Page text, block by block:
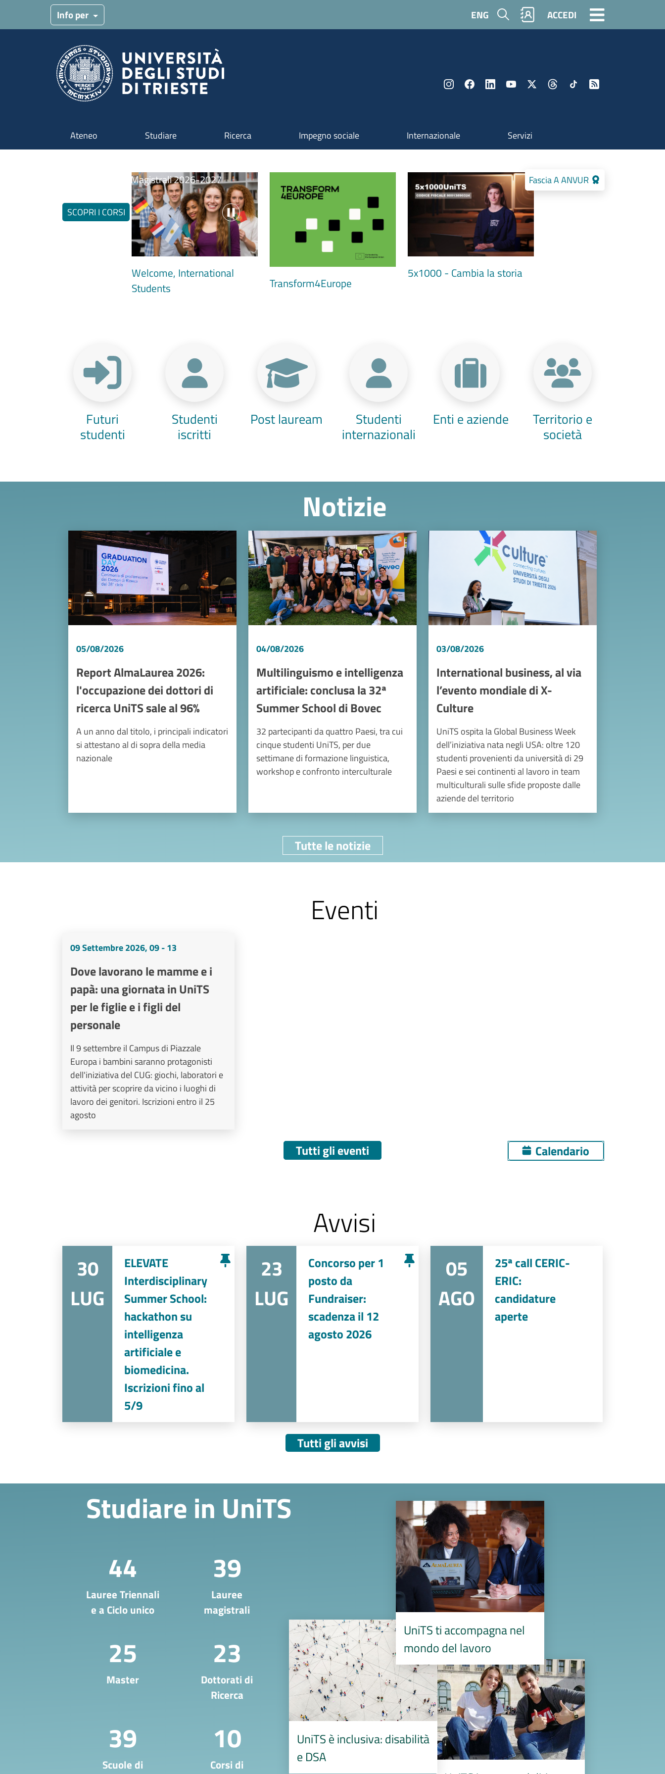
Salta al contenuto principale
Info per ENG Cerca ACCEDI
Ateneo Studiare Ricerca Impegno sociale Internazionale Servizi
Fascia A ANVUR
Lauree e Lauree Magistrali 2026-2027
SCOPRI I CORSI Video started
Image
Welcome, International
Students
Transform4Europe
5x1000 - Cambia la storia
Menu Target
Futuri
studenti
Studenti
iscritti
Post lauream Studenti
internazionali
Enti e aziende Territorio e
società
Notizie
Image
05/08/2026
Report AlmaLaurea 2026:
l'occupazione dei dottori di
ricerca UniTS sale al 96%
A un anno dal titolo, i principali indicatori
si attestano al di sopra della media
nazionale
Image
04/08/2026
Multilinguismo e intelligenza
artificiale: conclusa la 32ª
Summer School di Bovec
32 partecipanti da quattro Paesi, tra cui
cinque studenti UniTS, per due
settimane di formazione linguistica,
workshop e confronto interculturale
Image
03/08/2026
International business, al via
l’evento mondiale di X-
Culture
UniTS ospita la Global Business Week
dell’iniziativa nata negli USA: oltre 120
studenti provenienti da università di 29
Paesi e sei continenti al lavoro in team
multiculturali sulle sfide proposte dalle
aziende del territorio
Tutte le notizie
Eventi
09 Settembre 2026, 09 - 13
Dove lavorano le mamme e i
papà: una giornata in UniTS
per le figlie e i figli del
personale
Il 9 settembre il Campus di Piazzale
Europa i bambini saranno protagonisti
dell'iniziativa del CUG: giochi, laboratori e
attività per scoprire da vicino i luoghi di
lavoro dei genitori. Iscrizioni entro il 25
agosto
Tutti gli eventi Calendario
Avvisi
30
LUG
ELEVATE
Interdisciplinary
Summer School:
hackathon su
intelligenza
artificiale e
biomedicina.
Iscrizioni fino al
5/9
23
LUG
Concorso per 1
posto da
Fundraiser:
scadenza il 12
agosto 2026
05
AGO
25ª call CERIC-
ERIC:
candidature
aperte
Tutti gli avvisi
Studiare in UniTS
44
Lauree Triennali
e a Ciclo unico
39
Lauree
magistrali
25
Master
23
Dottorati di
Ricerca
39
Scuole di
10
Corsi di
Image
UniTS ti accompagna nel
mondo del lavoro
Image
UniTS è inclusiva: disabilità
e DSA
Image